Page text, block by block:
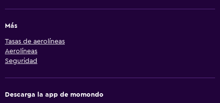
Más
Tasas de aerolíneas
Aerolíneas
Seguridad
Descarga la app de momondo